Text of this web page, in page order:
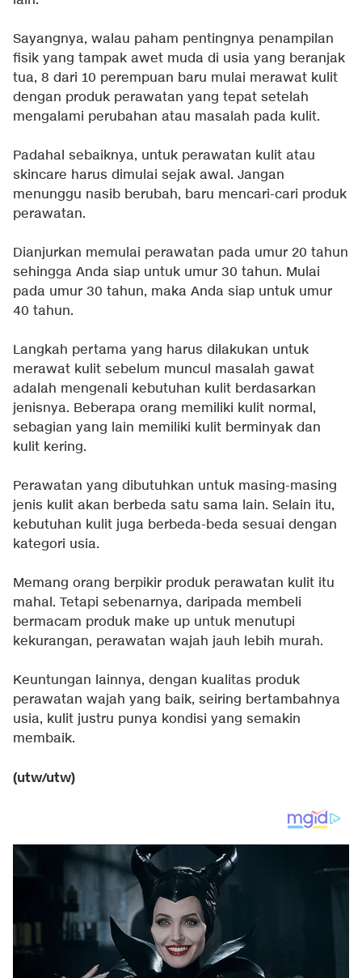
Sayangnya, walau paham pentingnya penampilan
fisik yang tampak awet muda di usia yang beranjak
tua, 8 dari 10 perempuan baru mulai merawat kulit
dengan produk perawatan yang tepat setelah
mengalami perubahan atau masalah pada kulit.
Padahal sebaiknya, untuk perawatan kulit atau
skincare harus dimulai sejak awal. Jangan
menunggu nasib berubah, baru mencari-cari produk
perawatan.
Dianjurkan memulai perawatan pada umur 20 tahun
sehingga Anda siap untuk umur 30 tahun. Mulai
pada umur 30 tahun, maka Anda siap untuk umur
40 tahun.
Langkah pertama yang harus dilakukan untuk
merawat kulit sebelum muncul masalah gawat
adalah mengenali kebutuhan kulit berdasarkan
jenisnya. Beberapa orang memiliki kulit normal,
sebagian yang lain memiliki kulit berminyak dan
kulit kering.
Perawatan yang dibutuhkan untuk masing-masing
jenis kulit akan berbeda satu sama lain. Selain itu,
kebutuhan kulit juga berbeda-beda sesuai dengan
kategori usia.
Memang orang berpikir produk perawatan kulit itu
mahal. Tetapi sebenarnya, daripada membeli
bermacam produk make up untuk menutupi
kekurangan, perawatan wajah jauh lebih murah.
Keuntungan lainnya, dengan kualitas produk
perawatan wajah yang baik, seiring bertambahnya
usia, kulit justru punya kondisi yang semakin
membaik.
(utw/utw)